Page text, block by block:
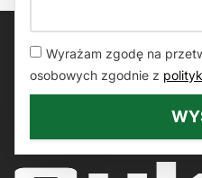
Wyrażam zgodę na
osobowych zgodnie z